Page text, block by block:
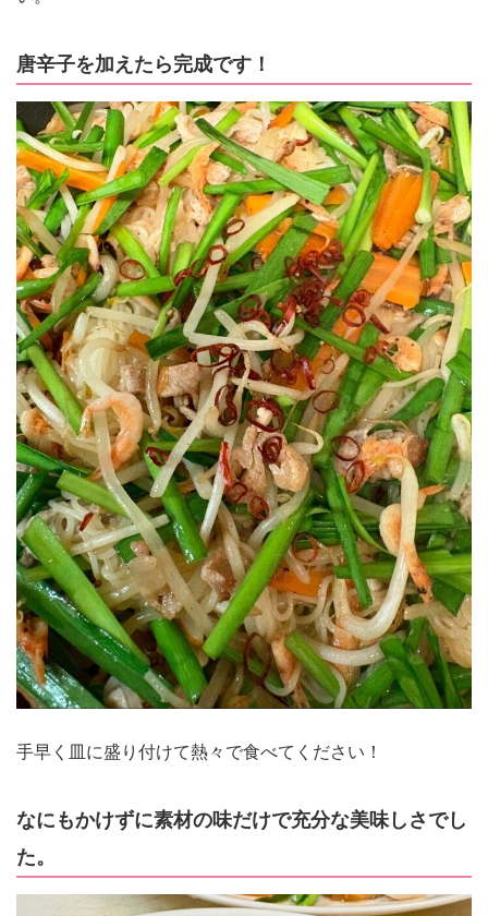
唐辛子を加えたら完成です！
手早く皿に盛り付けて熱々で食べてください！
なにもかけずに素材の味だけで充分な美味しさでし
た。